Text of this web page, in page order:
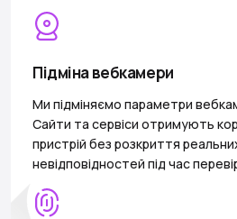
Підміна вебкамери
Ми підміняємо параметри
Сайти та сервіси отримують
пристрій без розкриття
невідповідностей під час